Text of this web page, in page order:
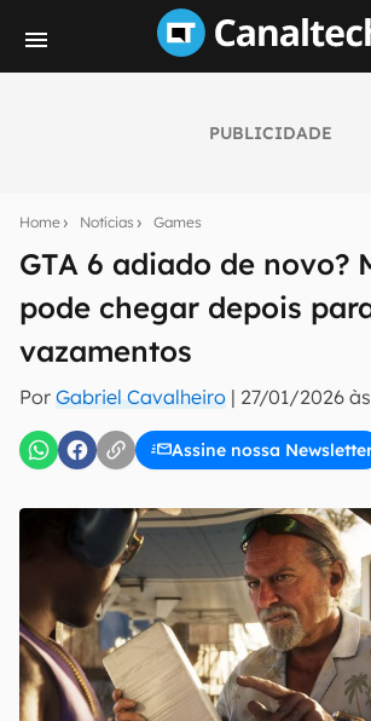
PUBLICIDADE
Home Notícias Games
GTA 6 adiado de novo?
pode chegar depois
vazamentos
Por Gabriel Cavalheiro | 27/01/2026 às
Assine nossa
notícias e reviews sobre tecnologia
mão.
E-mail
inscreva-se
Uso e Política de Privacidade do